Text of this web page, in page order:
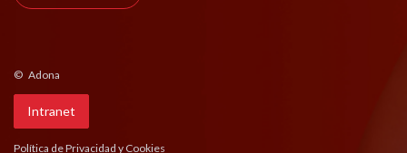
© Adona
Intranet
Política de Privacidad y Cookies